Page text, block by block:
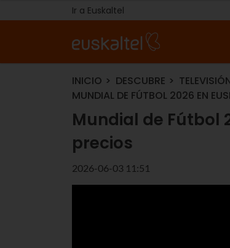
Ir a Euskaltel
INICIO DESCUBRE
MUNDIAL DE FÚTBOL 2026 EN
Mundial de Fútbol
precios
2026-06-03 11:51